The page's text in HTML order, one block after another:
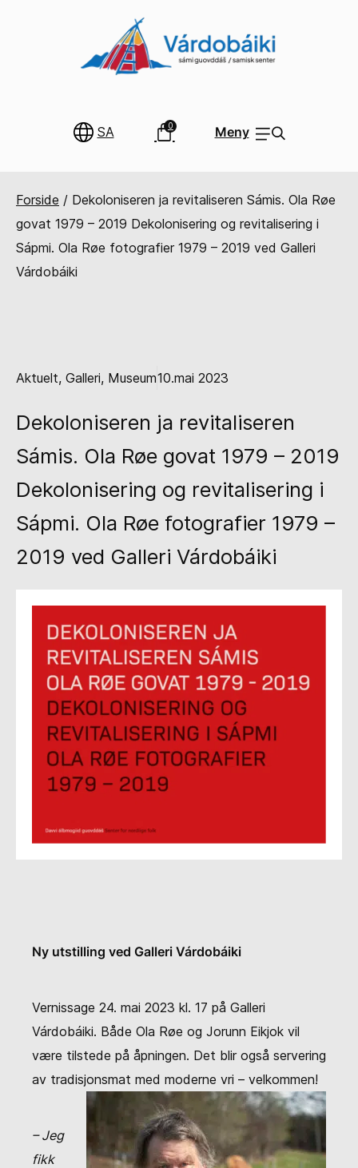
SA 0 Meny
Forside / Dekoloniseren ja revitaliseren Sámis. Ola Røe
govat 1979 – 2019 Dekolonisering og revitalisering i
Sápmi. Ola Røe fotografier 1979 – 2019 ved Galleri
Várdobáiki
Aktuelt, Galleri, Museum10.mai 2023
Dekoloniseren ja revitaliseren
Sámis. Ola Røe govat 1979 – 2019
Dekolonisering og revitalisering i
Sápmi. Ola Røe fotografier 1979 –
2019 ved Galleri Várdobáiki
Ny utstilling ved Galleri Várdobáiki
Vernissage 24. mai 2023 kl. 17 på Galleri
Várdobáiki. Både Ola Røe og Jorunn Eikjok vil
være tilstede på åpningen. Det blir også servering
av tradisjonsmat med moderne vri – velkommen!
– Jeg
fikk